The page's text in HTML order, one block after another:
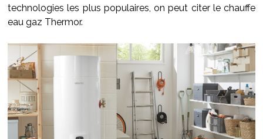
technologies les plus populaires, on peut citer le chauffe
eau gaz Thermor.